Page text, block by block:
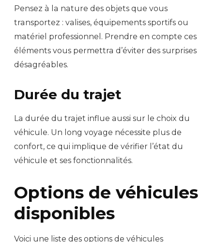
Pensez à la nature des objets que vous
transportez : valises, équipements sportifs ou
matériel professionnel. Prendre en compte ces
éléments vous permettra d’éviter des surprises
désagréables.
Durée du trajet
La durée du trajet influe aussi sur le choix du
véhicule. Un long voyage nécessite plus de
confort, ce qui implique de vérifier l’état du
véhicule et ses fonctionnalités.
Options de véhicules
disponibles
Voici une liste des options de véhicules